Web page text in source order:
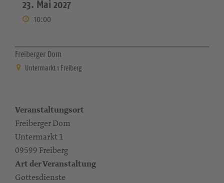
23. Mai 2027
10:00
Freiberger Dom
Untermarkt 1 Freiberg
Veranstaltungsort
Freiberger Dom
Untermarkt 1
09599 Freiberg
Art der Veranstaltung
Gottesdienste